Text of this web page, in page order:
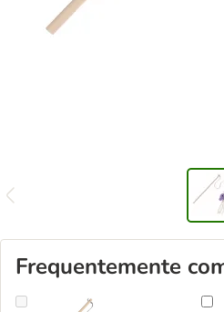
Frequentemente